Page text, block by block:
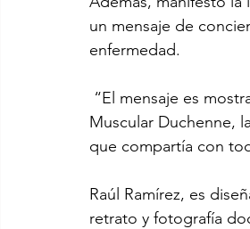
un mensaje de
enfermedad.
“El mensaje es
Muscular Duchenne,
que compartía con
Raúl Ramírez, es
retrato y fotografía